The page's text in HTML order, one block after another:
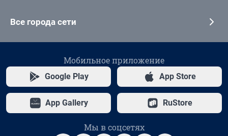
Все города сети
Мобильное приложение
Google Play App Store
App Gallery RuStore
Мы в соцсетях